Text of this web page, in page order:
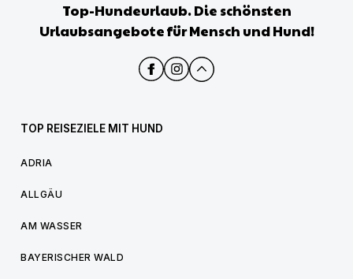
Top-Hundeurlaub. Die schönsten
Urlaubsangebote für Mensch und Hund!
TOP REISEZIELE MIT HUND
ADRIA
ALLGÄU
AM WASSER
BAYERISCHER WALD